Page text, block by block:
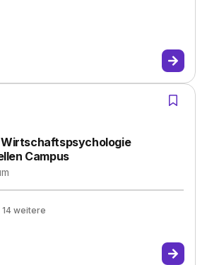
Wirtschaftspsychologie
Campus
14 weitere